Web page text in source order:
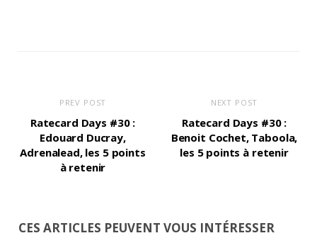
PREV POST
Ratecard Days #30 :
Edouard Ducray,
Adrenalead, les 5 points
à retenir
NEXT POST
Ratecard Days #30 :
Benoit Cochet, Taboola,
les 5 points à retenir
CES ARTICLES PEUVENT VOUS INTÉRESSER